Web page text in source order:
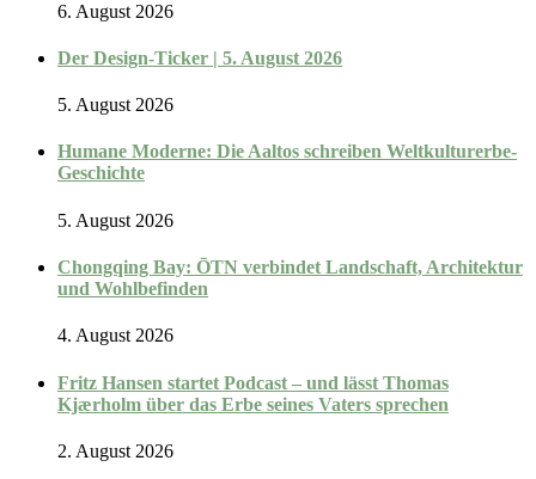
6. August 2026
Der Design-Ticker | 5. August 2026
5. August 2026
Humane Moderne: Die Aaltos schreiben Weltkulturerbe-
Geschichte
5. August 2026
Chongqing Bay: ŌTN verbindet Landschaft, Architektur
und Wohlbefinden
4. August 2026
Fritz Hansen startet Podcast – und lässt Thomas
Kjærholm über das Erbe seines Vaters sprechen
2. August 2026